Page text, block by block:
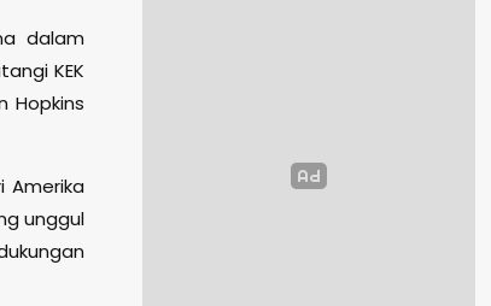
dalam
KEK
Hopkins
Amerika
unggul